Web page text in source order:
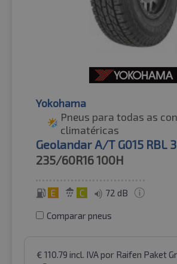
Yokohama
Pneus para todas as
climatéricas
Geolandar A/T G015 RBL
235/60R16100H
E C 72 dB
Comparar pneus
€ 110.79 incl. IVApor Raifen Paket